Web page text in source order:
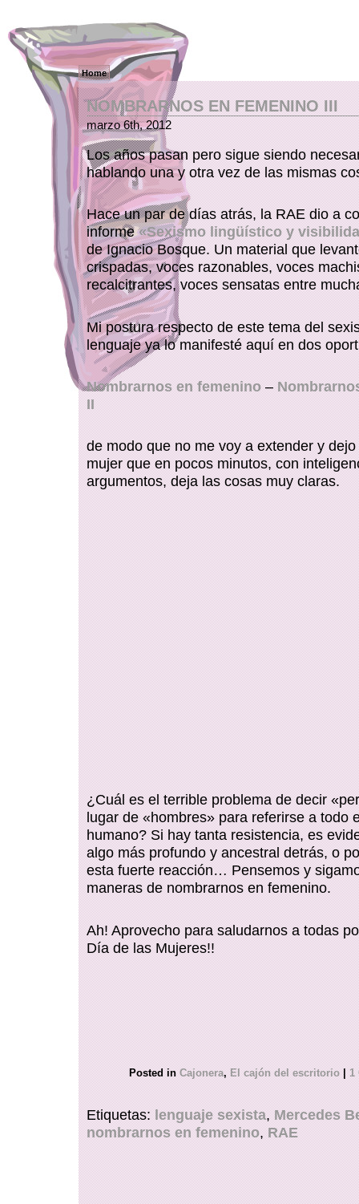
Home
NOMBRARNOS EN FEMENINO III
marzo 6th, 2012
Los años pasan pero sigue siendo
hablando una y otra vez de las mismas
Hace un par de días atrás, la RAE dio a
informe«Sexismo lingüístico y
de Ignacio Bosque. Un material que
crispadas, voces razonables, voces
recalcitrantes, voces sensatas entre
Mi postura respecto de este tema del
lenguaje ya lo manifesté aquí en dos
Nombrarnos en femenino–
II
de modo que no me voy a extender y
mujer que en pocos minutos, con
argumentos, deja las cosas muy claras.
¿Cuál es el terrible problema de decir
lugar de «hombres» para referirse a todo
humano? Si hay tanta resistencia, es
algo más profundo y ancestral detrás, o
esta fuerte reacción… Pensemos y
maneras de nombrarnos en femenino.
Ah! Aprovecho para saludarnos a todas
Día de las Mujeres!!
Posted inCajonera,El cajón del escritorio | 1
Etiquetas:lenguaje sexista,Mercedes
nombrarnos en femenino,RAE